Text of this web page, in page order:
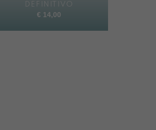
DEFINITIVO
€ 14,00